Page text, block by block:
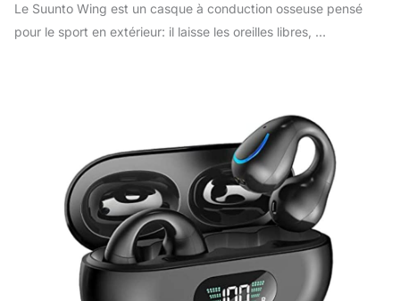
Le Suunto Wing est un casque à conduction osseuse pensé
pour le sport en extérieur: il laisse les oreilles libres, …